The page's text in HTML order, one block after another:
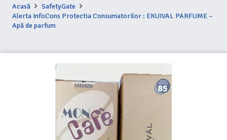
Acasă
SafetyGate
Alerta InfoCons Protectia Consumatorilor : EKUIVAL PARFUME –
Apă de parfum